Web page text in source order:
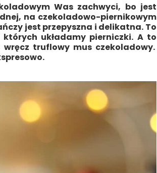
Was zachwyci, bo jest
na czekoladowo-piernikowym
jest przepyszna i delikatna. To
układamy pierniczki. A to
truflowy mus czekoladowy.